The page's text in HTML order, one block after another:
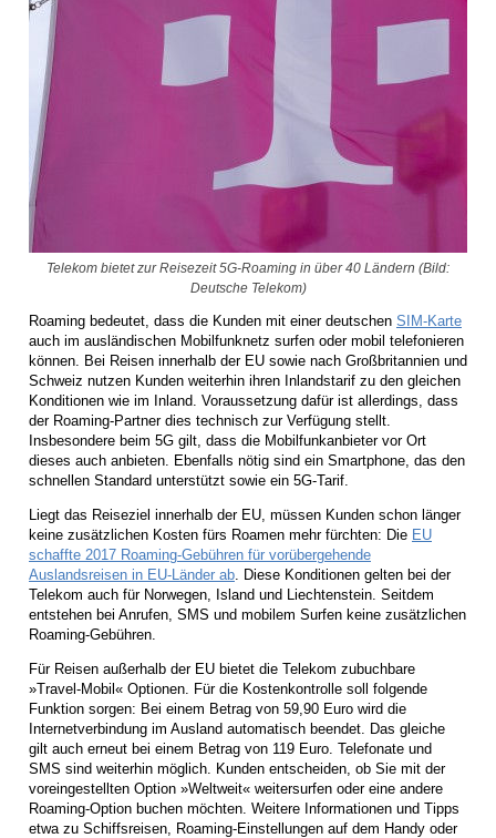
Telekom bietet zur Reisezeit 5G-Roaming in über 40 Ländern (Bild:
Deutsche Telekom)
Roaming bedeutet, dass die Kunden mit einer deutschen SIM-Karte
auch im ausländischen Mobilfunknetz surfen oder mobil telefonieren
können. Bei Reisen innerhalb der EU sowie nach Großbritannien und
Schweiz nutzen Kunden weiterhin ihren Inlandstarif zu den gleichen
Konditionen wie im Inland. Voraussetzung dafür ist allerdings, dass
der Roaming-Partner dies technisch zur Verfügung stellt.
Insbesondere beim 5G gilt, dass die Mobilfunkanbieter vor Ort
dieses auch anbieten. Ebenfalls nötig sind ein Smartphone, das den
schnellen Standard unterstützt sowie ein 5G-Tarif.
Liegt das Reiseziel innerhalb der EU, müssen Kunden schon länger
keine zusätzlichen Kosten fürs Roamen mehr fürchten: Die EU
schaffte 2017 Roaming-Gebühren für vorübergehende
Auslandsreisen in EU-Länder ab . Diese Konditionen gelten bei der
Telekom auch für Norwegen, Island und Liechtenstein. Seitdem
entstehen bei Anrufen, SMS und mobilem Surfen keine zusätzlichen
Roaming-Gebühren.
Für Reisen außerhalb der EU bietet die Telekom zubuchbare
»Travel-Mobil« Optionen. Für die Kostenkontrolle soll folgende
Funktion sorgen: Bei einem Betrag von 59,90 Euro wird die
Internetverbindung im Ausland automatisch beendet. Das gleiche
gilt auch erneut bei einem Betrag von 119 Euro. Telefonate und
SMS sind weiterhin möglich. Kunden entscheiden, ob Sie mit der
voreingestellten Option »Weltweit« weitersurfen oder eine andere
Roaming-Option buchen möchten. Weitere Informationen und Tipps
etwa zu Schiffsreisen, Roaming-Einstellungen auf dem Handy oder